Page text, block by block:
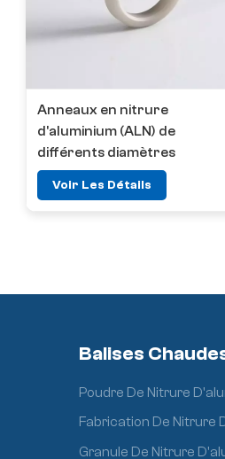
Anneaux en nitrure
d'aluminium (ALN) de
différents diamètres
Voir Les Détails
Balises
Poudre De Nitrure
Fabrication De Nitrure
Granule De Nitrure